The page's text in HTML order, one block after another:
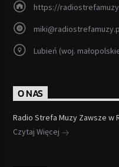
https://
Lubień (woj.
O NAS
Radio Strefa Muzy Zawsze w
Czytaj Więcej